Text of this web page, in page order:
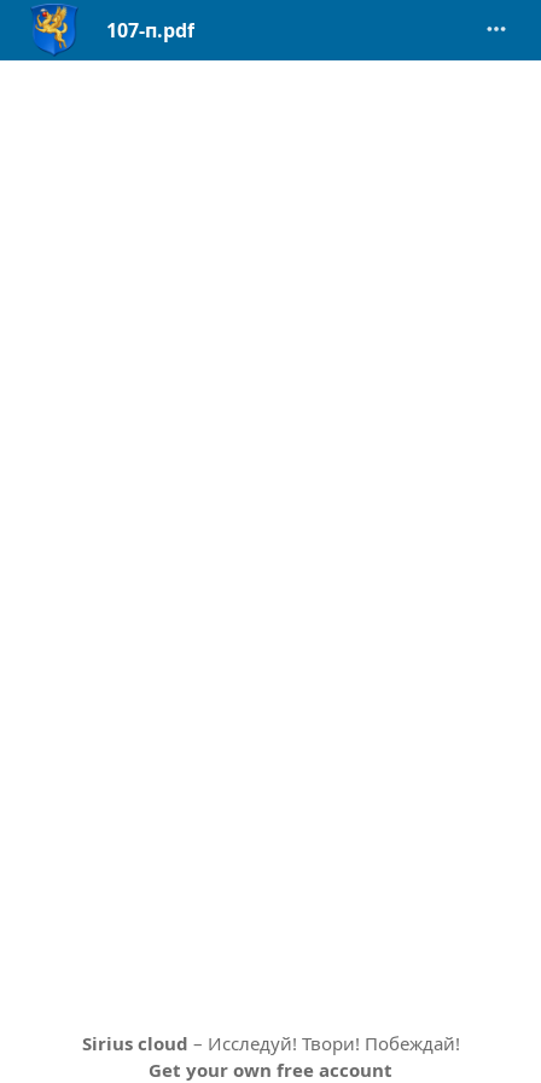
107-п.pdf
Sirius cloud – Исследуй! Твори! Побеждай!
Get your own free account